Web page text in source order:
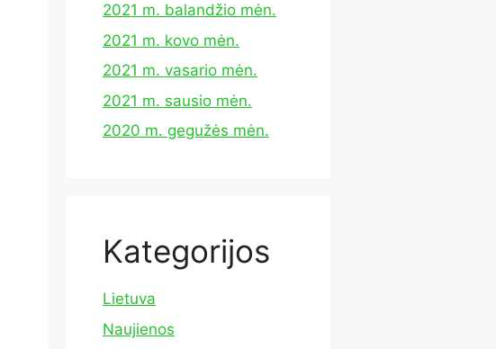
2021 m. balandžio mėn.
2021 m. kovo mėn.
2021 m. vasario mėn.
2021 m. sausio mėn.
2020 m. gegužės mėn.
Kategorijos
Lietuva
Naujienos